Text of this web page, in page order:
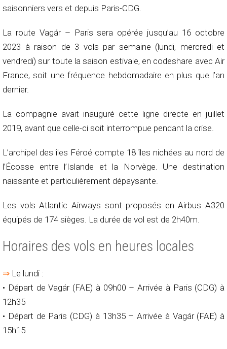
saisonniers vers et depuis Paris-CDG.
La route Vagár – Paris sera opérée jusqu’au 16 octobre
2023 à raison de 3 vols par semaine (lundi, mercredi et
vendredi) sur toute la saison estivale, en codeshare avec Air
France, soit une fréquence hebdomadaire en plus que l’an
dernier.
La compagnie avait inauguré cette ligne directe en juillet
2019, avant que celle-ci soit interrompue pendant la crise.
L’archipel des îles Féroé compte 18 îles nichées au nord de
l’Écosse entre l’Islande et la Norvège. Une destination
naissante et particulièrement dépaysante.
Les vols Atlantic Airways sont proposés en Airbus A320
équipés de 174 sièges. La durée de vol est de 2h40m.
Horaires des vols en heures locales
⇒ Le lundi :
• Départ de Vagár (FAE) à 09h00 – Arrivée à Paris (CDG) à
12h35
• Départ de Paris (CDG) à 13h35 – Arrivée à Vagár (FAE) à
15h15